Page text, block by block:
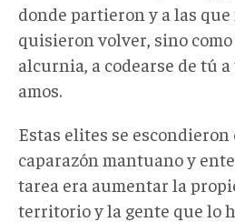
donde partieron y a las que
quisieron volver, sino como
alcurnia, a codearse de tú
amos.
Estas elites se
caparazón mantuano y
tarea era aumentar la
territorio y la gente que lo